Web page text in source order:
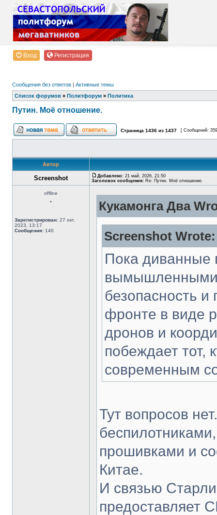
Вход Регистрация
Сообщения без ответов | Активные темы
Список форумов » Политфорум » Политика
Путин. Моё отношение.
Страница 1436 из 1437 [ Сообщений:
Автор
Screenshot Добавлено: 21 май, 2026, 21:50
Заголовок сообщения: Re: Путин. Моё отношение.
offline
*
Зарегистрирован: 27 окт,
2023, 13:17
Сообщения: 140
Кукамонга Два
Screenshot Wrote:
Пока диванные
вымышленными
безопасность и
фронте в виде
дронов и
побеждает тот,
современным
Тут вопросов
прошивками и
Китае.
И связью
предоставляет